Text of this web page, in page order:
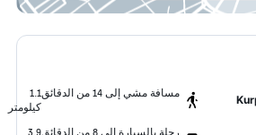
مسافة مشي إلى 14 من الدقائق
1.1
كيلومتر
رحلة بالسيارة إلى 8 من الدقائق
3.9